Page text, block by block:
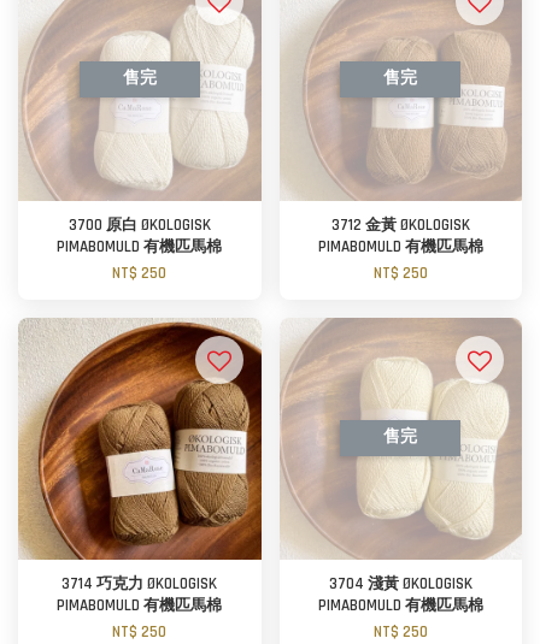
售完
3700 原白 ØKOLOGISK
PIMABOMULD 有機匹馬棉
NT$ 250
售完
3712 金黃 ØKOLOGISK
PIMABOMULD 有機匹馬棉
NT$ 250
3714 巧克力 ØKOLOGISK
PIMABOMULD 有機匹馬棉
NT$ 250
售完
3704 淺黃 ØKOLOGISK
PIMABOMULD 有機匹馬棉
NT$ 250